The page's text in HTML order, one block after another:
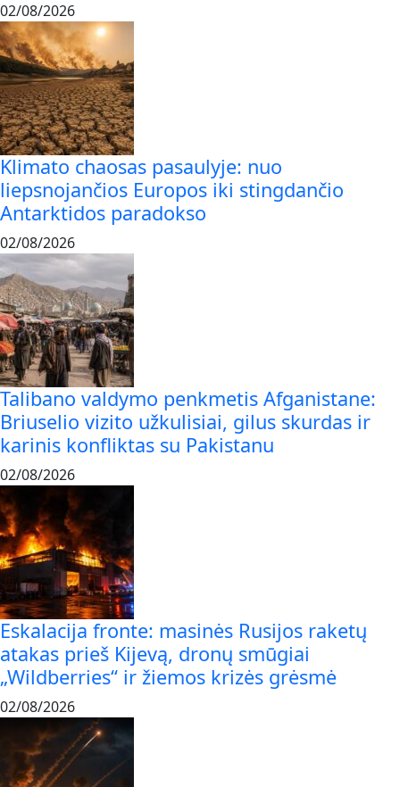
02/08/2026
Klimato chaosas pasaulyje: nuo
liepsnojančios Europos iki stingdančio
Antarktidos paradokso
02/08/2026
Talibano valdymo penkmetis Afganistane:
Briuselio vizito užkulisiai, gilus skurdas ir
karinis konfliktas su Pakistanu
02/08/2026
Eskalacija fronte: masinės Rusijos raketų
atakas prieš Kijevą, dronų smūgiai
„Wildberries“ ir žiemos krizės grėsmė
02/08/2026